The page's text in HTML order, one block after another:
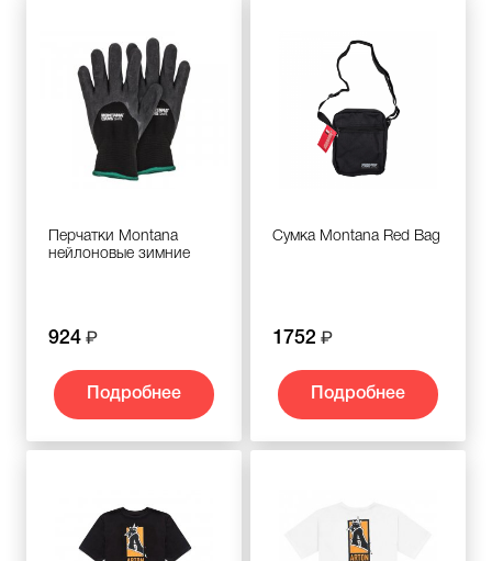
Перчатки Montana
нейлоновые зимние
924
Подробнее
Сумка Montana Red Bag
1752
Подробнее